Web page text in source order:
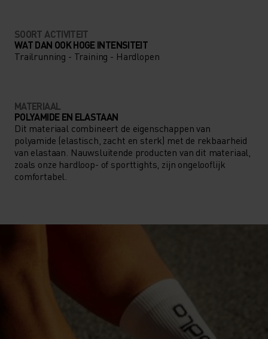
SOORT ACTIVITEIT
WAT DAN OOK HOGE INTENSITEIT
Trailrunning - Training - Hardlopen
MATERIAAL
POLYAMIDE EN ELASTAAN
Dit materiaal combineert de eigenschappen van
polyamide (elastisch, zacht en sterk) met de rekbaarheid
van elastaan. Nauwsluitende producten van dit materiaal,
zoals onze hardloop- of sporttights, zijn ongelooflijk
comfortabel.